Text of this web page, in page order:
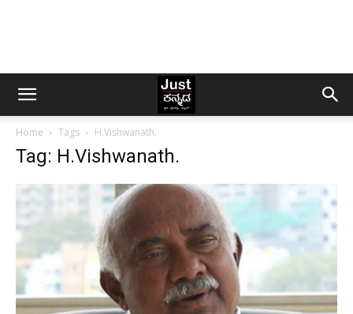
Home Tags H.Vishwanath.
Tag: H.Vishwanath.